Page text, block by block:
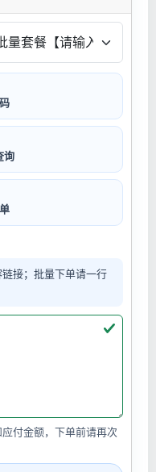
询
接；批量下单请一行
付金额，下单前请再次